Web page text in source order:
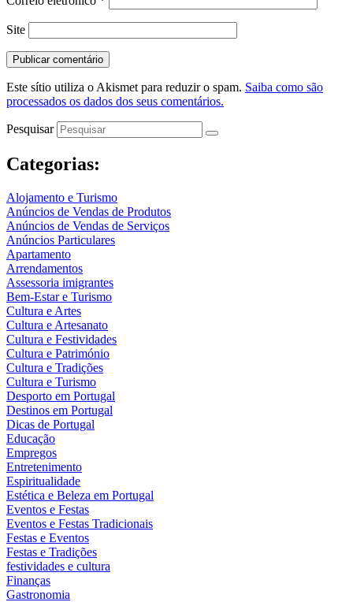
Site
Este sítio utiliza o Akismet para reduzir o spam. Saiba como são
processados os dados dos seus comentários.
Pesquisar
Categorias:
Alojamento e Turismo
Anúncios de Vendas de Produtos
Anúncios de Vendas de Serviços
Anúncios Particulares
Apartamento
Arrendamentos
Assessoria imigrantes
Bem-Estar e Turismo
Cultura e Artes
Cultura e Artesanato
Cultura e Festividades
Cultura e Património
Cultura e Tradições
Cultura e Turismo
Desporto em Portugal
Destinos em Portugal
Dicas de Portugal
Educação
Empregos
Entretenimento
Espiritualidade
Estética e Beleza em Portugal
Eventos e Festas
Eventos e Festas Tradicionais
Festas e Eventos
Festas e Tradições
festividades e cultura
Finanças
Gastronomia